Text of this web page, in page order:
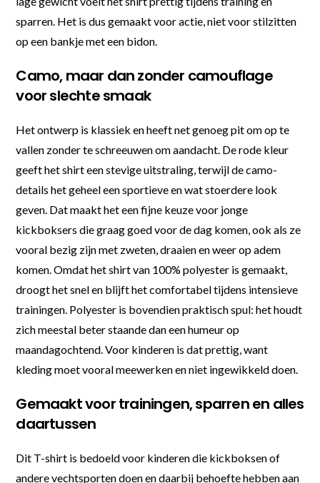
sparren. Het is dus gemaakt voor actie, niet voor stilzitten
op een bankje met een bidon.
Camo, maar dan zonder camouflage
voor slechte smaak
Het ontwerp is klassiek en heeft net genoeg pit om op te
vallen zonder te schreeuwen om aandacht. De rode kleur
geeft het shirt een stevige uitstraling, terwijl de camo-
details het geheel een sportieve en wat stoerdere look
geven. Dat maakt het een fijne keuze voor jonge
kickboksers die graag goed voor de dag komen, ook als ze
vooral bezig zijn met zweten, draaien en weer op adem
komen. Omdat het shirt van 100% polyester is gemaakt,
droogt het snel en blijft het comfortabel tijdens intensieve
trainingen. Polyester is bovendien praktisch spul: het houdt
zich meestal beter staande dan een humeur op
maandagochtend. Voor kinderen is dat prettig, want
kleding moet vooral meewerken en niet ingewikkeld doen.
Gemaakt voor trainingen, sparren en alles
daartussen
Dit T-shirt is bedoeld voor kinderen die kickboksen of
andere vechtsporten doen en daarbij behoefte hebben aan